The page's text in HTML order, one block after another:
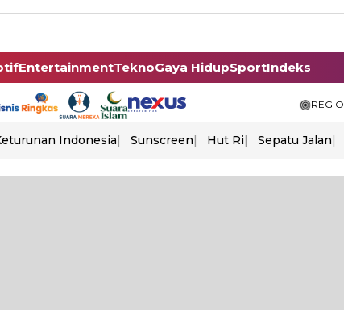
EntertainmentTeknoGaya HidupSportIndeks
Indonesia Sunscreen Hut Ri Sepatu Jalan